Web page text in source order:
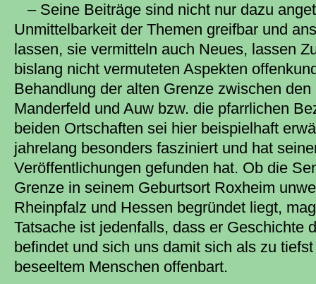
– Seine Beiträge sind nicht nur dazu
Unmittelbarkeit der Themen greifbar und
lassen, sie vermitteln auch Neues, lassen
bislang nicht vermuteten Aspekten
Behandlung der alten Grenze zwischen
Manderfeld und Auw bzw. die pfarrlichen
beiden Ortschaften sei hier beispielhaft
jahrelang besonders fasziniert und hat
Veröffentlichungen gefunden hat. Ob die
Grenze in seinem Geburtsort Roxheim
Rheinpfalz und Hessen begründet liegt,
Tatsache ist jedenfalls, dass er Geschichte
befindet und sich uns damit sich als zu
beseeltem Menschen offenbart.